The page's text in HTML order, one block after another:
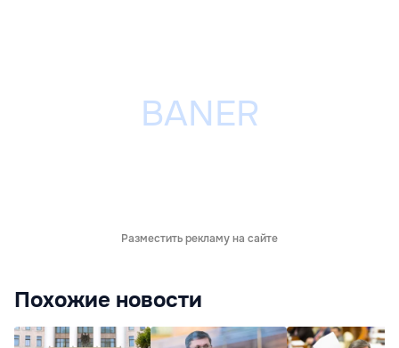
Разместить рекламу на сайте
Похожие новости